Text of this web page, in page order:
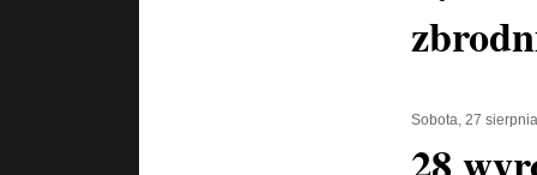
Sobota, 27